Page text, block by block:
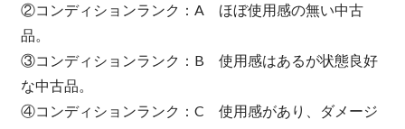
②コンディションランク：A ほぼ使用感の無い中古
品。
③コンディションランク：B 使用感はあるが状態良好
な中古品。
④コンディションランク：C 使用感があり、ダメージ